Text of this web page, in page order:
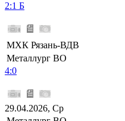
2:1 Б
МХК Рязань-ВДВ
Металлург ВО
4:0
29.04.2026, Ср